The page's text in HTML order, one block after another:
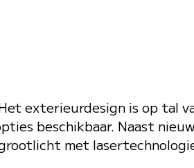
exterieurdesign is op tal
beschikbaar. Naast
met